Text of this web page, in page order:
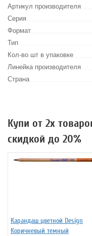
Артикул производителя
Серия
Формат
Тип
Кол-во шт в упаковке
Линейка производителя
Страна
Купи от 2х
скидкой до 20%
Карандаш цветной Design
Коричневый темный